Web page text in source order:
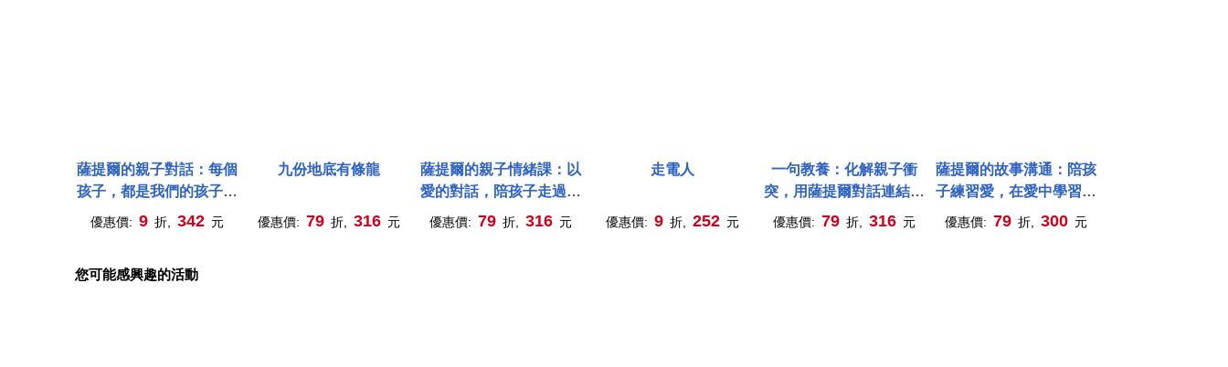
薩提爾的親子對話：每個
孩子，都是我們的孩子：
從實戰經驗淬鍊超強親子
優惠價: 9 折, 342 元
九份地底有條龍
優惠價: 79 折, 316 元
薩提爾的親子情緒課：以
愛的對話，陪孩子走過情
緒風暴
優惠價: 79 折, 316 元
走電人
優惠價: 9 折, 252 元
一句教養：化解親子衝
突，用薩提爾對話連結內
心渴望
優惠價: 79 折, 316 元
薩提爾的故事溝通：陪孩
子練習愛，在愛中學習成
長
優惠價: 79 折, 300 元
您可能感興趣的活動